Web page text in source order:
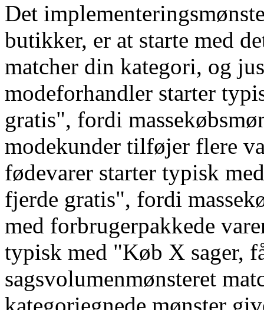
Det
butikker, er at starte med
matcher din kategori, og
modeforhandler starter
gratis", fordi
modekunder tilføjer flere
fødevarer starter typisk
fjerde gratis", fordi
med forbrugerpakkede
typisk med "Køb X sager,
sagsvolumenmønsteret